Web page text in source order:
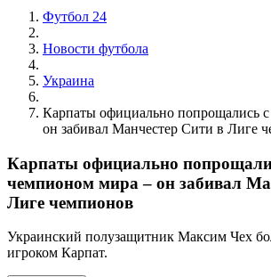
Футбол 24
Новости футбола
Украина
Карпаты официально попрощались
он забивал Манчестер Сити в Лиге
Карпаты официально
чемпионом мира – он забивал
Лиге чемпионов
Украинский полузащитник Максим Чех
игроком Карпат.